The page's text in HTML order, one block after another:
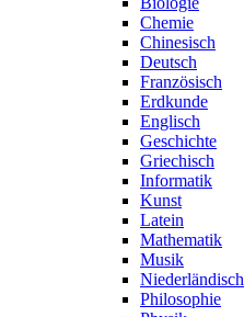
Chemie
Chinesisch
Deutsch
Französisch
Erdkunde
Englisch
Geschichte
Griechisch
Informatik
Kunst
Latein
Mathematik
Musik
Niederländisch
Philosophie